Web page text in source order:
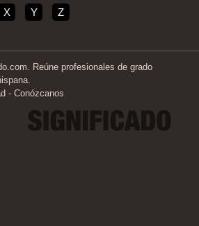
X Y Z
Reúne profesionales de grado
- Conózcanos